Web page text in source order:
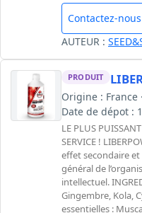
Contactez-nous
AUTEUR :
PRODUIT
Origine : France
Date de dépot :
LE PLUS
SERVICE !
effet secondaire et
général de
intellectuel.
Gingembre, Kola,
essentielles :